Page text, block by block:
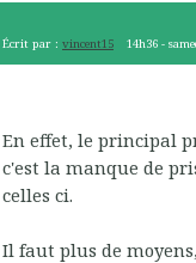
Écrit par : vincent15 14h36 -
En effet, le principal
c'est la manque de
celles ci.
Il faut plus de